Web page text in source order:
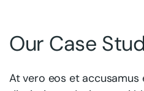
Our Case
At vero eos et accusamus